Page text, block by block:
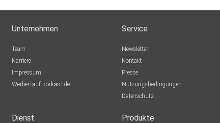
Unternehmen
Team
Karriere
Impressum
Werben auf podcast.de
Service
Newsletter
Kontakt
Presse
Nutzungsbedingungen
Datenschutz
Dienst Produkte